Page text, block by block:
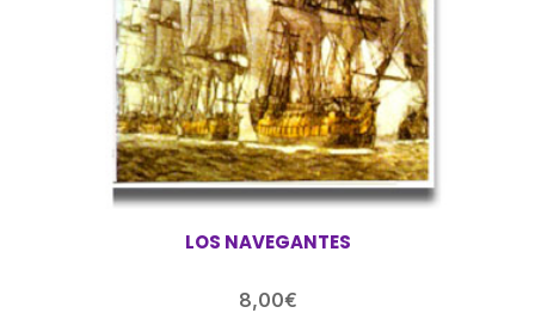
LOS NAVEGANTES
8,00€